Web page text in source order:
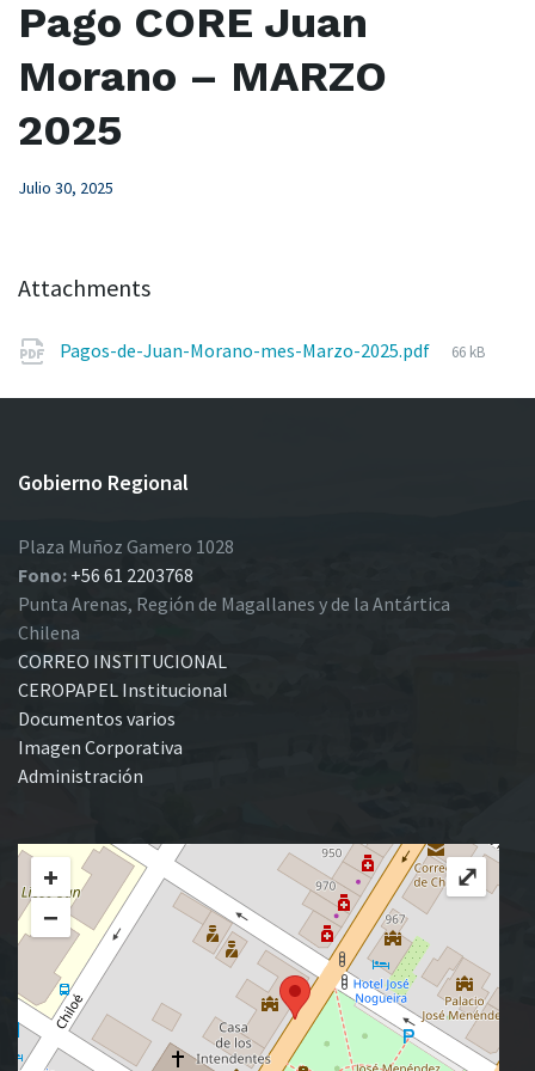
Pago CORE Juan
Morano – MARZO
2025
Julio 30, 2025
Attachments
Pagos-de-Juan-Morano-mes-Marzo-2025.pdf
File
66 kB
Gobierno Regional
Plaza Muñoz Gamero 1028
Fono: +56 61 2203768
Punta Arenas, Región de Magallanes y de la Antártica
Chilena
CORREO INSTITUCIONAL
CEROPAPEL Institucional
Documentos varios
Imagen Corporativa
Administración
+
−
⤢